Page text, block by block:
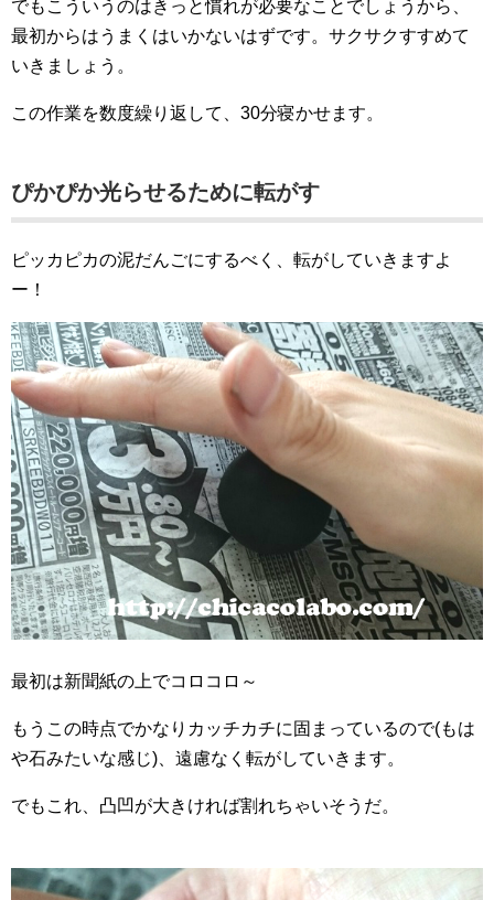
でもこういうのはきっと慣れが必要なことでしょうから、
最初からはうまくはいかないはずです。サクサクすすめて
いきましょう。
この作業を数度繰り返して、30分寝かせます。
ぴかぴか光らせるために転がす
ピッカピカの泥だんごにするべく、転がしていきますよ
ー！
最初は新聞紙の上でコロコロ～
もうこの時点でかなりカッチカチに固まっているので(もは
や石みたいな感じ)、遠慮なく転がしていきます。
でもこれ、凸凹が大きければ割れちゃいそうだ。